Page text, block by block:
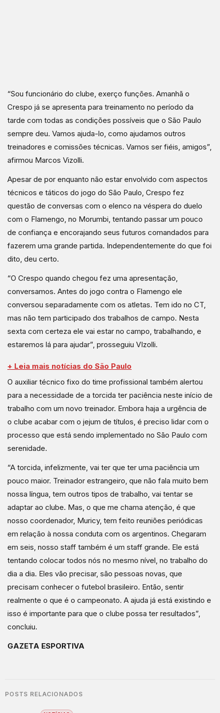
“Sou funcionário do clube, exerço funções. Amanhã o
Crespo já se apresenta para treinamento no período da
tarde com todas as condições possíveis que o São Paulo
sempre deu. Vamos ajuda-lo, como ajudamos outros
treinadores e comissões técnicas. Vamos ser fiéis, amigos”,
afirmou Marcos Vizolli.
Apesar de por enquanto não estar envolvido com aspectos
técnicos e táticos do jogo do São Paulo, Crespo fez
questão de conversas com o elenco na véspera do duelo
com o Flamengo, no Morumbi, tentando passar um pouco
de confiança e encorajando seus futuros comandados para
fazerem uma grande partida. Independentemente do que foi
dito, deu certo.
“O Crespo quando chegou fez uma apresentação,
conversamos. Antes do jogo contra o Flamengo ele
conversou separadamente com os atletas. Tem ido no CT,
mas não tem participado dos trabalhos de campo. Nesta
sexta com certeza ele vai estar no campo, trabalhando, e
estaremos lá para ajudar”, prosseguiu VIzolli.
+ Leia mais notícias do São Paulo
O auxiliar técnico fixo do time profissional também alertou
para a necessidade de a torcida ter paciência neste início de
trabalho com um novo treinador. Embora haja a urgência de
o clube acabar com o jejum de títulos, é preciso lidar com o
processo que está sendo implementado no São Paulo com
serenidade.
“A torcida, infelizmente, vai ter que ter uma paciência um
pouco maior. Treinador estrangeiro, que não fala muito bem
nossa língua, tem outros tipos de trabalho, vai tentar se
adaptar ao clube. Mas, o que me chama atenção, é que
nosso coordenador, Muricy, tem feito reuniões periódicas
em relação à nossa conduta com os argentinos. Chegaram
em seis, nosso staff também é um staff grande. Ele está
tentando colocar todos nós no mesmo nível, no trabalho do
dia a dia. Eles vão precisar, são pessoas novas, que
precisam conhecer o futebol brasileiro. Então, sentir
realmente o que é o campeonato. A ajuda já está existindo e
isso é importante para que o clube possa ter resultados”,
concluiu.
GAZETA ESPORTIVA
POSTS RELACIONADOS